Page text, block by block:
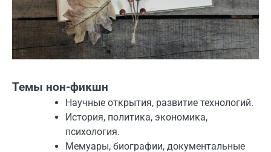
Темы нон-фикшн
Научные открытия, развитие технологий.
История, политика, экономика,
психология.
Мемуары, биографии, документальные